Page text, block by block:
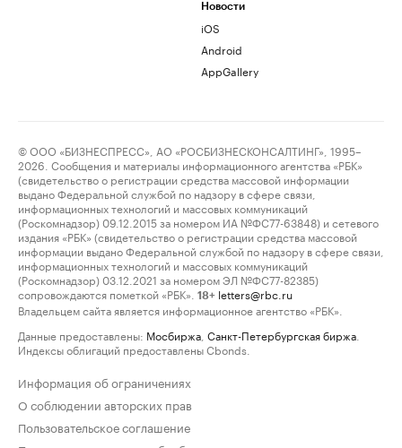
Новости
iOS
Android
AppGallery
© ООО «БИЗНЕСПРЕСС», АО «РОСБИЗНЕСКОНСАЛТИНГ», 1995–
2026. Сообщения и материалы информационного агентства «РБК»
(свидетельство о регистрации средства массовой информации
выдано Федеральной службой по надзору в сфере связи,
информационных технологий и массовых коммуникаций
(Роскомнадзор) 09.12.2015 за номером ИА №ФС77-63848) и сетевого
издания «РБК» (свидетельство о регистрации средства массовой
информации выдано Федеральной службой по надзору в сфере связи,
информационных технологий и массовых коммуникаций
(Роскомнадзор) 03.12.2021 за номером ЭЛ №ФС77-82385)
сопровождаются пометкой «РБК».
18+ letters@rbc.ru
Владельцем сайта является информационное агентство «РБК».
Данные предоставлены: Мосбиржа Санкт-Петербургская биржа
Индексы облигаций предоставлены Cbonds.
Информация об ограничениях
О соблюдении авторских прав
Пользовательское соглашение